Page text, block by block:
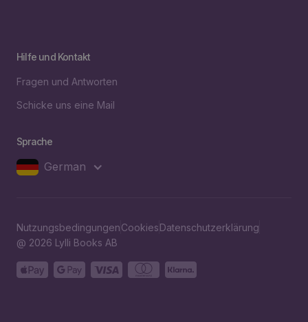
Hilfe und Kontakt
Fragen und Antworten
Schicke uns eine Mail
Sprache
German
NutzungsbedingungenCookiesDatenschutzerklärung
@ 2026 Lylli Books AB